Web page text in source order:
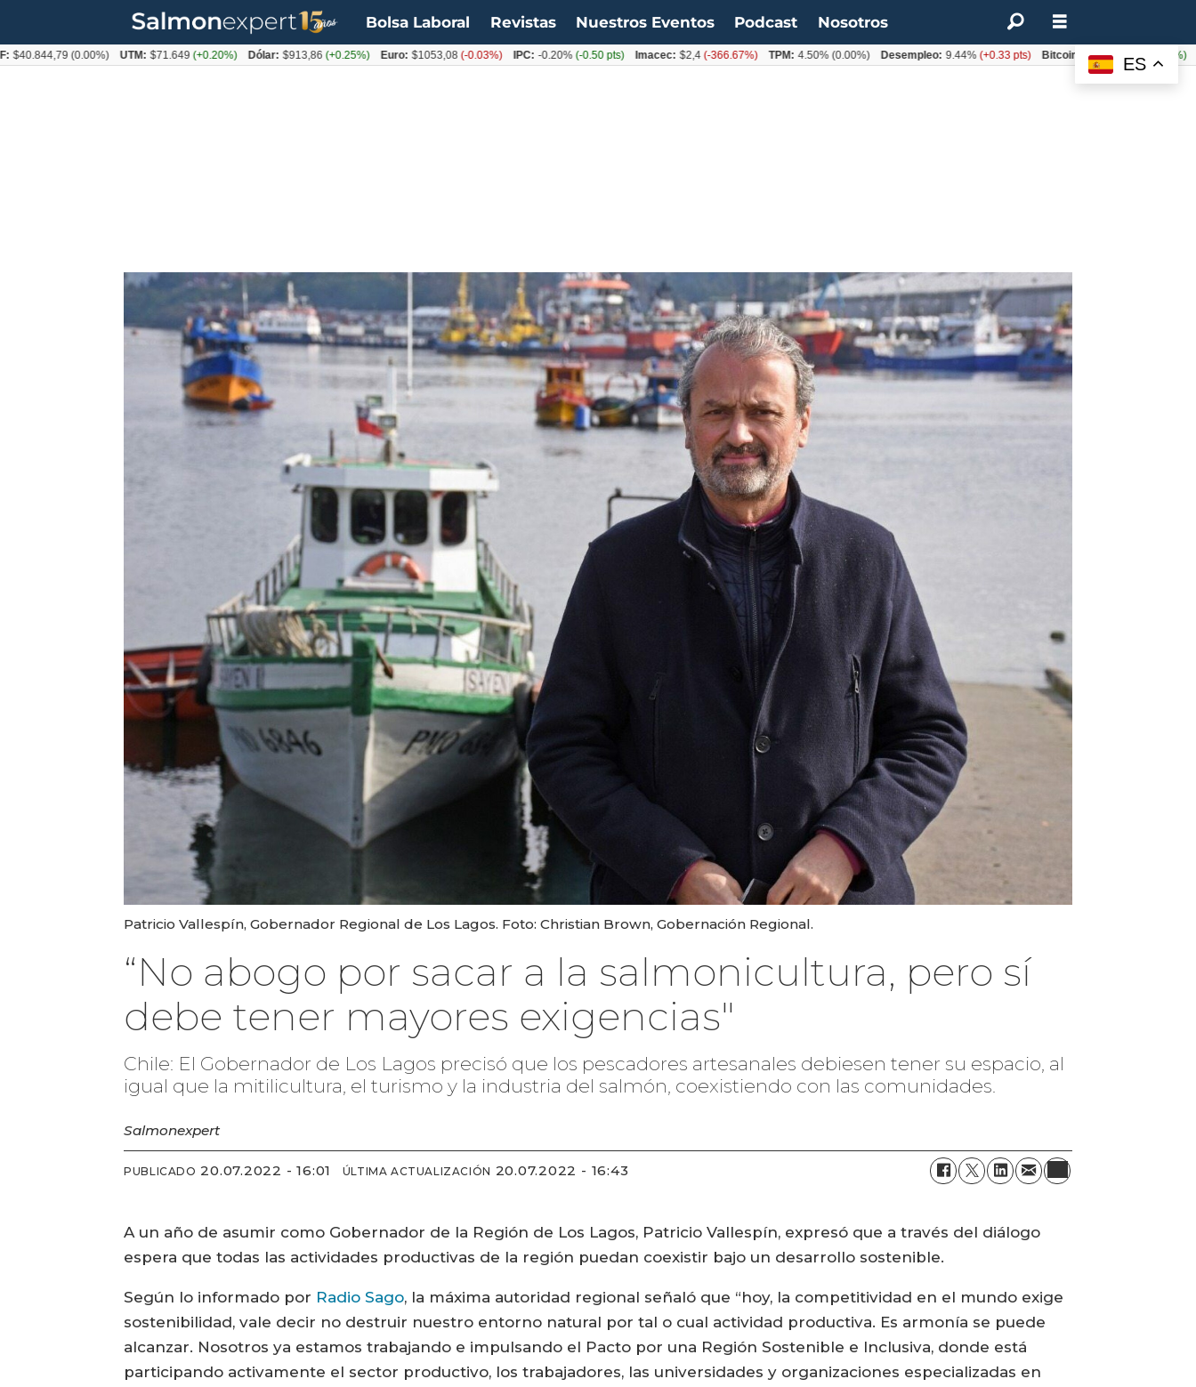
Bolsa Laboral Revistas Nuestros Eventos Podcast Nosotros
Patricio Vallespín, Gobernador Regional de Los Lagos. Foto: Christian Brown, Gobernación Regional.
“No abogo por sacar a la salmonicultura, pero sí
debe tener mayores exigencias"
Chile: El Gobernador de Los Lagos precisó que los pescadores artesanales debiesen tener su espacio, al
igual que la mitilicultura, el turismo y la industria del salmón, coexistiendo con las comunidades.
Salmonexpert
PUBLICADO 20.07.2022 - 16:01 ÚLTIMA ACTUALIZACIÓN 20.07.2022 - 16:43
A un año de asumir como Gobernador de la Región de Los Lagos, Patricio Vallespín, expresó que a través del diálogo
espera que todas las actividades productivas de la región puedan coexistir bajo un desarrollo sostenible.
Según lo informado por Radio Sago, la máxima autoridad regional señaló que “hoy, la competitividad en el mundo exige
sostenibilidad, vale decir no destruir nuestro entorno natural por tal o cual actividad productiva. Es armonía se puede
alcanzar. Nosotros ya estamos trabajando e impulsando el Pacto por una Región Sostenible e Inclusiva, donde está
participando activamente el sector productivo, los trabajadores, las universidades y organizaciones especializadas en
ES
(0.00%) UTM: $71.649(+0.20%) Dólar: $913,86(+0.25%) Euro: $1053,08(-0.03%) IPC: -0.20% (-0.50 pts) Imacec: $2,4(-366.67%) TPM: 4.50%(0.00%) Desempleo: 9.44%(+0.33 pts) Bitcoin: $64.600,08(+2.93%)